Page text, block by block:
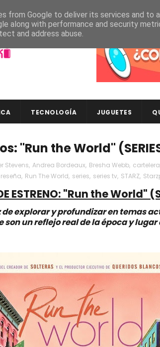
TECNOLOGÍA JUGUETES
"Run the World"
Stevens, Andrea Bordeaux, Bresha Webb, cartelera
reseña, Run The World, series, series tv, STARZ,
ESTRENO: "Run the World"
de explorar y profundizar en temas
son un reflejo real de la época y
from Google to deliver its services and to
along with performance and security
and address abuse.